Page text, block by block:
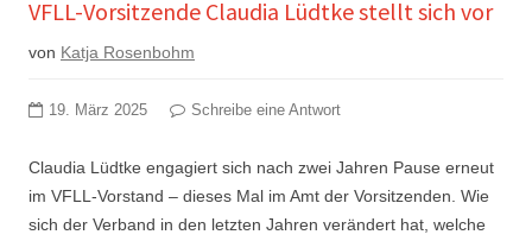
VFLL-Vorsitzende Claudia Lüdtke stellt sich vor
von Katja Rosenbohm
19. März 2025 Schreibe eine Antwort
Claudia Lüdtke engagiert sich nach zwei Jahren Pause erneut
im VFLL-Vorstand – dieses Mal im Amt der Vorsitzenden. Wie
sich der Verband in den letzten Jahren verändert hat, welche